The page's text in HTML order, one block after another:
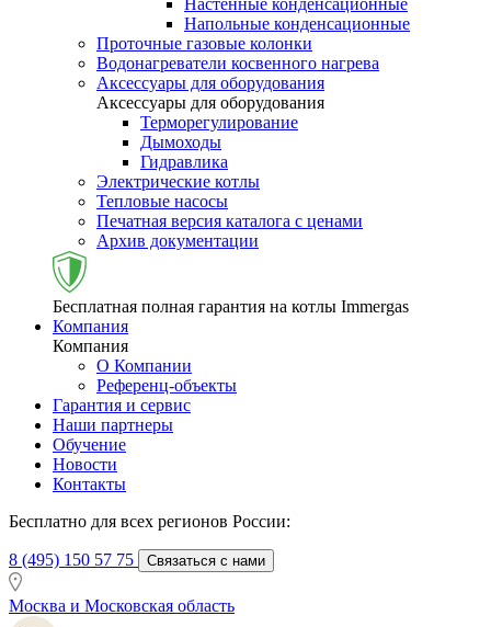
Настенные конденсационные
Напольные конденсационные
Проточные газовые колонки
Водонагреватели косвенного нагрева
Аксессуары для оборудования
Аксессуары для оборудования
Терморегулирование
Дымоходы
Гидравлика
Электрические котлы
Тепловые насосы
Печатная версия каталога с ценами
Архив документации
Бесплатная полная гарантия на котлы Immergas
Компания
Компания
О Компании
Референц-объекты
Гарантия и сервис
Наши партнеры
Обучение
Новости
Контакты
Бесплатно для всех регионов России:
8 (495) 150 57 75 Связаться с нами
Москва и Московская область